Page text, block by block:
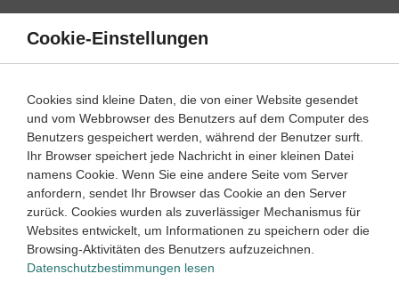
Direkt
Inhalt
Deutsch 5. Klasse
Das Plusquamperfekt
Dauer: 15 Minuten
Empfohlen von
Tutorin Joana
VIDEOS, AUFGABEN UND ÜBUNGEN ZUGEHÖRIGE KLASSENARBEITEN
Cookie-Einstellungen
Cookies sind kleine Daten, die von einer Website gesendet
und vom Webbrowser des Benutzers auf dem Computer des
Benutzers gespeichert werden, während der Benutzer surft.
Ihr Browser speichert jede Nachricht in einer kleinen Datei
namens Cookie. Wenn Sie eine andere Seite vom Server
anfordern, sendet Ihr Browser das Cookie an den Server
zurück. Cookies wurden als zuverlässiger Mechanismus für
Websites entwickelt, um Informationen zu speichern oder die
Browsing-Aktivitäten des Benutzers aufzuzeichnen.
Datenschutzbestimmungen lesen